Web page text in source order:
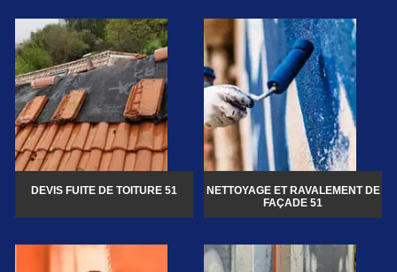
DEVIS FUITE DE TOITURE 51
NETTOYAGE ET RAVALEMENT DE
FAÇADE 51